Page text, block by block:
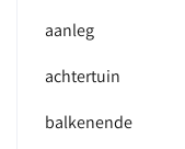
aanleg
achtertuin
balkenende